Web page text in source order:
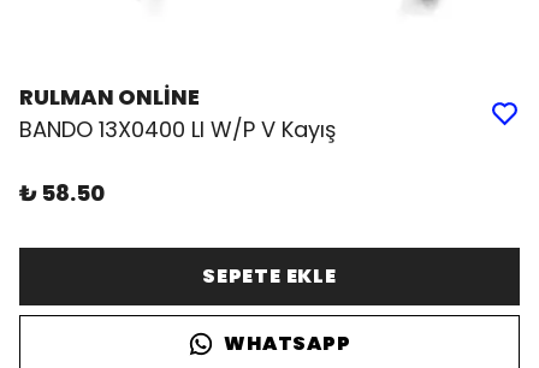
RULMAN ONLİNE
BANDO 13X0400 LI W/P V Kayış
₺ 58.50
SEPETE EKLE
WHATSAPP